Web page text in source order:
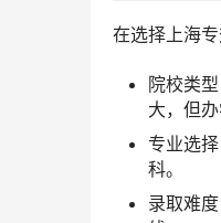
在选择上海
院校类
大，但
专业选
科。
录取难